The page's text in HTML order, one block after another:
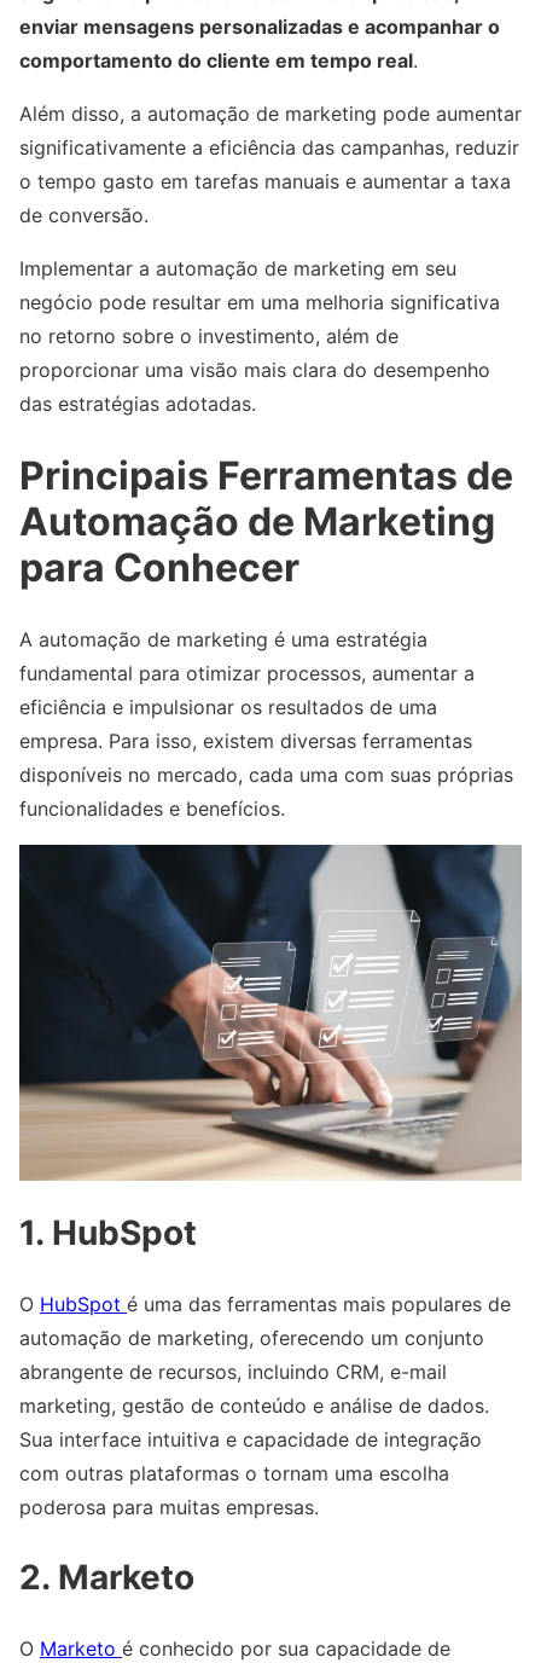
enviar mensagens personalizadas e acompanhar o
comportamento do cliente em tempo real.
Além disso, a automação de marketing pode aumentar
significativamente a eficiência das campanhas, reduzir
o tempo gasto em tarefas manuais e aumentar a taxa
de conversão.
Implementar a automação de marketing em seu
negócio pode resultar em uma melhoria significativa
no retorno sobre o investimento, além de
proporcionar uma visão mais clara do desempenho
das estratégias adotadas.
Principais Ferramentas de
Automação de Marketing
para Conhecer
A automação de marketing é uma estratégia
fundamental para otimizar processos, aumentar a
eficiência e impulsionar os resultados de uma
empresa. Para isso, existem diversas ferramentas
disponíveis no mercado, cada uma com suas próprias
funcionalidades e benefícios.
1. HubSpot
O HubSpot é uma das ferramentas mais populares de
automação de marketing, oferecendo um conjunto
abrangente de recursos, incluindo CRM, e-mail
marketing, gestão de conteúdo e análise de dados.
Sua interface intuitiva e capacidade de integração
com outras plataformas o tornam uma escolha
poderosa para muitas empresas.
2. Marketo
O Marketo é conhecido por sua capacidade de